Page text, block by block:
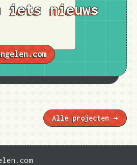
iets nieuws
Alle projecten →